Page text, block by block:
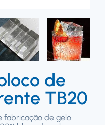
de
TB20
fabricação de gelo